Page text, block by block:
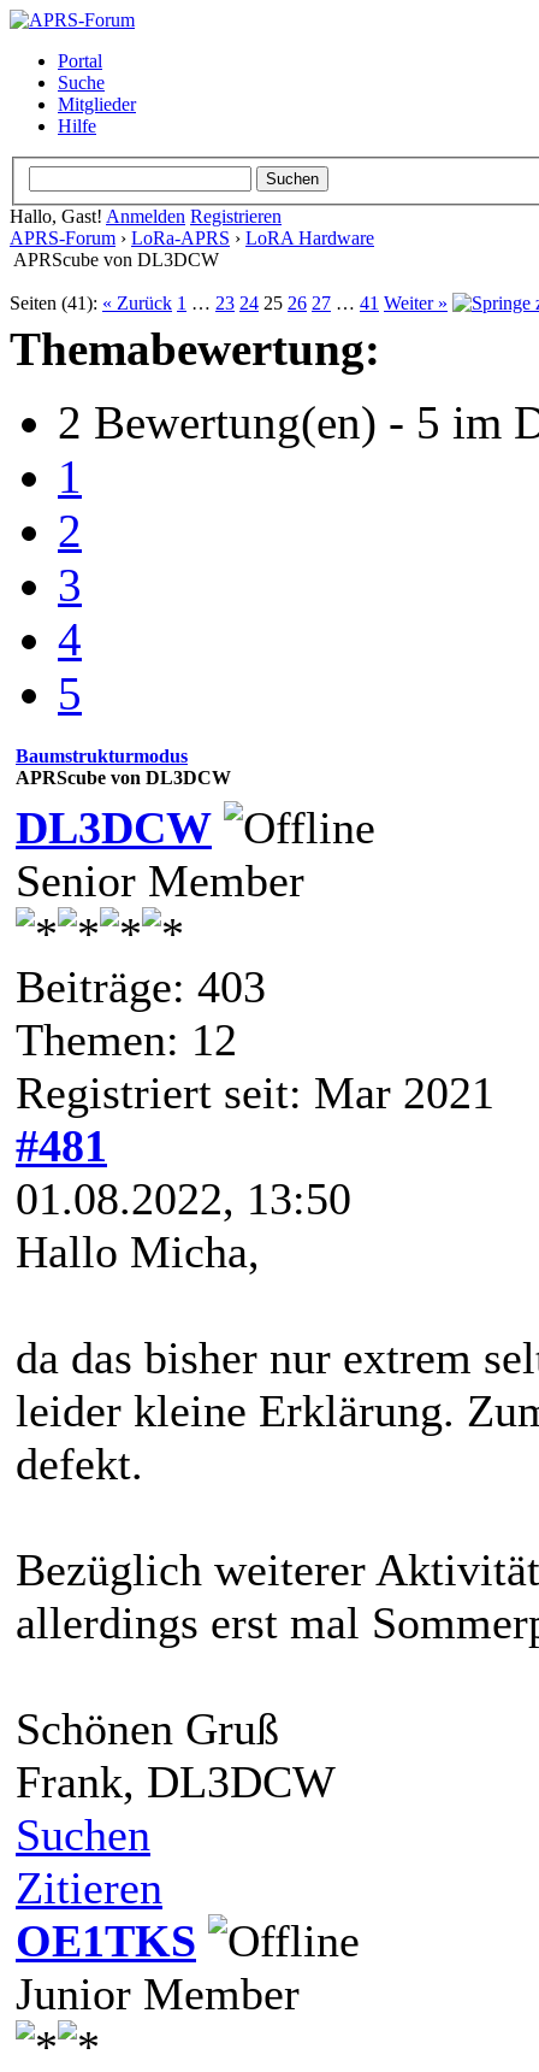
Portal
Suche
Mitglieder
Hilfe
Hallo, Gast! Anmelden Registrieren
APRS-Forum › LoRa-APRS › LoRA Hardware
APRScube von DL3DCW
Seiten (41): « Zurück 1 … 23 24 25 26 27 … 41 Weiter »
Themabewertung:
2 Bewertung(en) - 5 im
1
2
3
4
5
Baumstrukturmodus
APRScube von DL3DCW
DL3DCW
Senior Member
Beiträge: 403
Themen: 12
Registriert seit: Mar 2021
#481
01.08.2022, 13:50
Hallo Micha,
da das bisher nur extrem
leider kleine Erklärung.
defekt.
Bezüglich weiterer
allerdings erst mal
Schönen Gruß
Frank, DL3DCW
Suchen
Zitieren
OE1TKS
Junior Member